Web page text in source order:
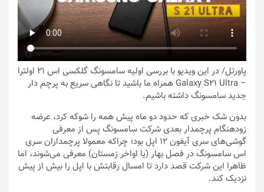
پاورتل
/ در این ویدیو با بررسی اولیه سامسونگ گلکسی اس ۲۱ اولترا
– Galaxy S21 Ultra همراه ما باشید تا نگاهی سریع به پرچم دار
جدید سامسونگ داشته باشیم.
بدون شک خبری که حدود دو ماه پیش همه را شوکه کرد، عرضه
زودهنگام پرچمدار بعدی شرکت سامسونگ پس از معرفی
گوشی‌های سری آیفون ۱۲ اپل بود؛ چراکه معمولا پرچمداران سری
اس سامسونگ در فصل بهار (یا اواخر زمستان) معرفی می‌شوند، اما
ظاهرا این شرکت قصد دارد تا امسال رقابتش با اپل را بیش از پیش
نزدیک کند.